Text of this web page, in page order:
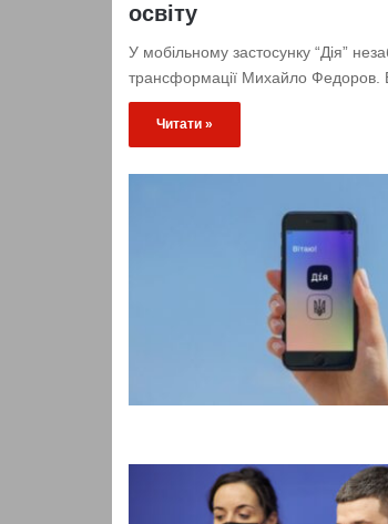
освіту
У мобільному застосунку “Дія”
трансформації Михайло Федоров.
Читати »